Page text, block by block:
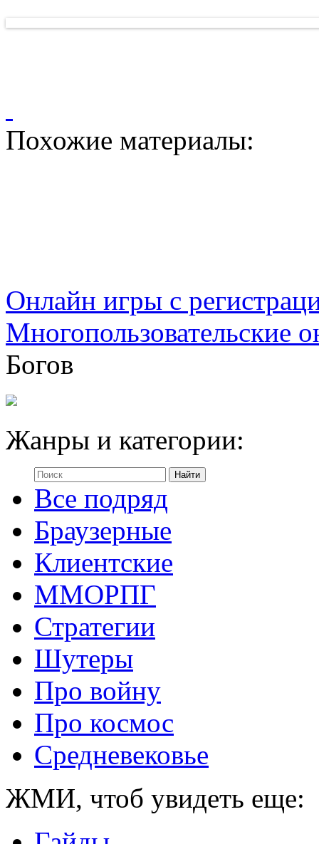
Похожие материалы:
Онлайн игры с
Многопользовательские
Богов
Жанры и категории:
Все подряд
Браузерные
Клиентские
ММОРПГ
Стратегии
Шутеры
Про войну
Про космос
Средневековье
ЖМИ, чтоб увидеть еще: